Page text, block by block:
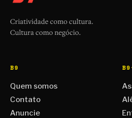
Criatividade como cultura.
Cultura como negócio.
B9
Quem somos
Contato
Anuncie